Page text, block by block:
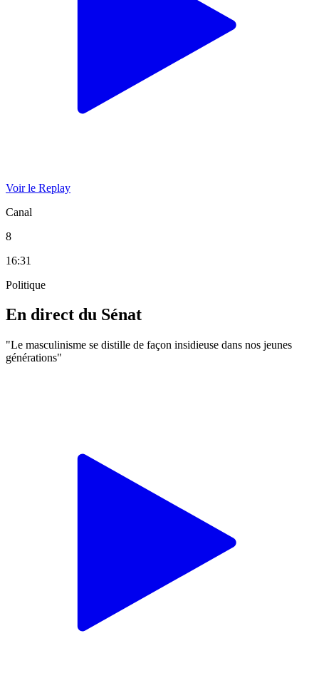
Voir le Replay
Canal
8
16:31
Politique
En direct du Sénat
"Le masculinisme se distille de façon insidieuse dans nos jeunes
générations"